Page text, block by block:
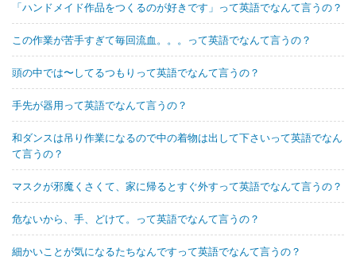
「ハンドメイド作品をつくるのが好きです」って英語でなんて言うの？
この作業が苦手すぎて毎回流血。。。って英語でなんて言うの？
頭の中では〜してるつもりって英語でなんて言うの？
手先が器用って英語でなんて言うの？
和ダンスは吊り作業になるので中の着物は出して下さいって英語でなん
て言うの？
マスクが邪魔くさくて、家に帰るとすぐ外すって英語でなんて言うの？
危ないから、手、どけて。って英語でなんて言うの？
細かいことが気になるたちなんですって英語でなんて言うの？